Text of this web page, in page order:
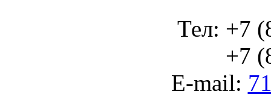
Тел: +7
+7
E-mail: